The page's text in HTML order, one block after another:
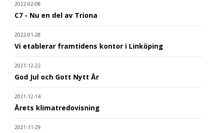
2022-02-08
C7 - Nu en del av Triona
2022-01-28
Vi etablerar framtidens kontor i Linköping
2021-12-22
God Jul och Gott Nytt År
2021-12-14
Årets klimatredovisning
2021-11-29